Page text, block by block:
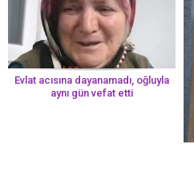
Evlat acısına dayanamadı, oğluyla
aynı gün vefat etti